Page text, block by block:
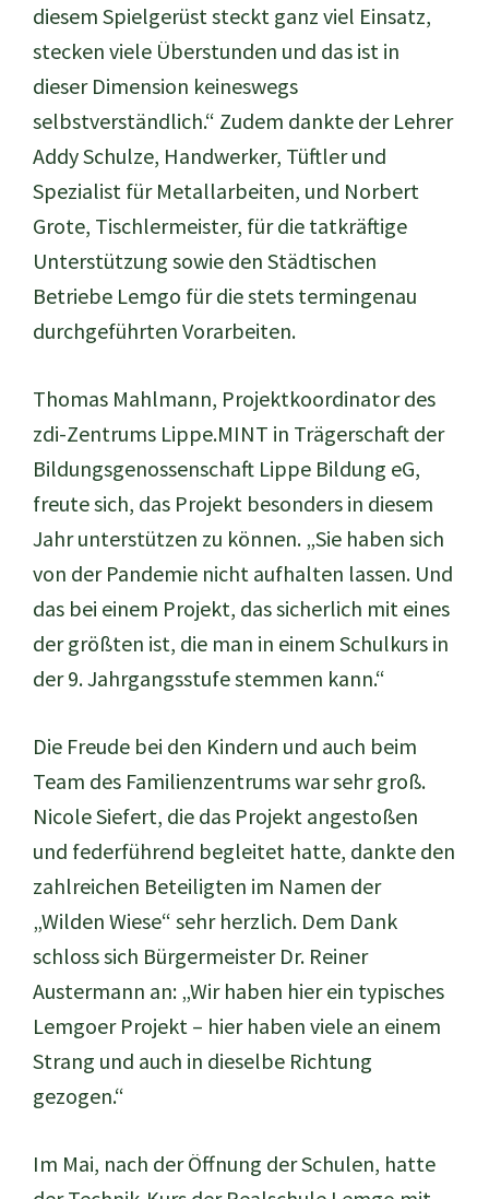
diesem Spielgerüst steckt ganz viel Einsatz,
stecken viele Überstunden und das ist in
dieser Dimension keineswegs
selbstverständlich.“ Zudem dankte der Lehrer
Addy Schulze, Handwerker, Tüftler und
Spezialist für Metallarbeiten, und Norbert
Grote, Tischlermeister, für die tatkräftige
Unterstützung sowie den Städtischen
Betriebe Lemgo für die stets termingenau
durchgeführten Vorarbeiten.
Thomas Mahlmann, Projektkoordinator des
zdi-Zentrums Lippe.MINT in Trägerschaft der
Bildungsgenossenschaft Lippe Bildung eG,
freute sich, das Projekt besonders in diesem
Jahr unterstützen zu können. „Sie haben sich
von der Pandemie nicht aufhalten lassen. Und
das bei einem Projekt, das sicherlich mit eines
der größten ist, die man in einem Schulkurs in
der 9. Jahrgangsstufe stemmen kann.“
Die Freude bei den Kindern und auch beim
Team des Familienzentrums war sehr groß.
Nicole Siefert, die das Projekt angestoßen
und federführend begleitet hatte, dankte den
zahlreichen Beteiligten im Namen der
„Wilden Wiese“ sehr herzlich. Dem Dank
schloss sich Bürgermeister Dr. Reiner
Austermann an: „Wir haben hier ein typisches
Lemgoer Projekt – hier haben viele an einem
Strang und auch in dieselbe Richtung
gezogen.“
Im Mai, nach der Öffnung der Schulen, hatte